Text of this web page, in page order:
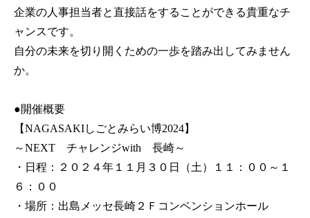
企業の人事担当者と直接話をすることができる貴重なチ
ャンスです。
自分の未来を切り開くための一歩を踏み出してみません
か。
●開催概要
【NAGASAKIしごとみらい博2024】
～NEXT チャレンジwith 長崎～
・日程：２０２４年１１月３０日（土）１１：００～１
６：００
・場所：出島メッセ長崎２Ｆコンベンションホール